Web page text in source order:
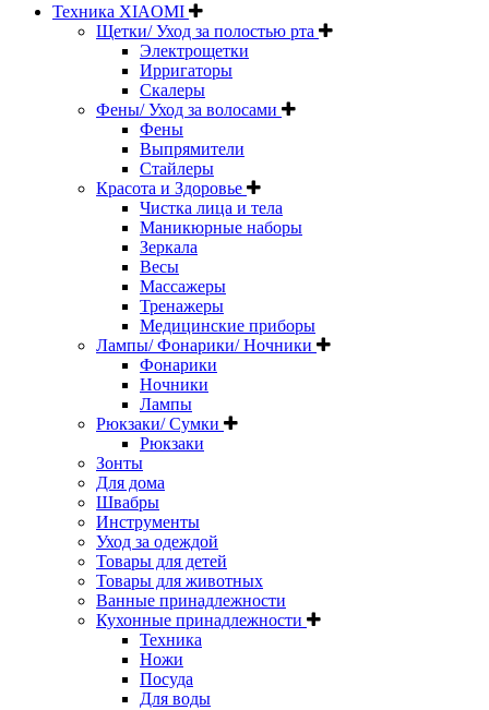
Техника XIAOMI
Щетки/ Уход за полостью рта
Электрощетки
Ирригаторы
Скалеры
Фены/ Уход за волосами
Фены
Выпрямители
Стайлеры
Красота и Здоровье
Чистка лица и тела
Маникюрные наборы
Зеркала
Весы
Массажеры
Тренажеры
Медицинские приборы
Лампы/ Фонарики/ Ночники
Фонарики
Ночники
Лампы
Рюкзаки/ Сумки
Рюкзаки
Зонты
Для дома
Швабры
Инструменты
Уход за одеждой
Товары для детей
Товары для животных
Ванные принадлежности
Кухонные принадлежности
Техника
Ножи
Посуда
Для воды